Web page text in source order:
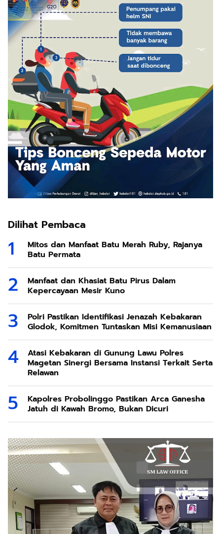
Dilihat Pembaca
Mitos dan Manfaat Batu Merah Ruby, Rajanya
Batu Permata
Manfaat dan Khasiat Batu Pirus Dalam
Kepercayaan Mesir Kuno
Polri Pastikan Identifikasi Jenazah Kebakaran
Glodok, Komitmen Tuntaskan Misi Kemanusiaan
Atasi Kebakaran di Gunung Lawu Polres
Magetan Sinergi Bersama Instansi Terkait Serta
Relawan
Kapolres Probolinggo Pastikan Arca Ganesha
Jatuh di Kawah Bromo, Bukan Dicuri